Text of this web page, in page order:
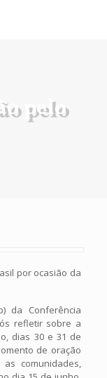
pelo
por ocasião da
da Conferência
refletir sobre a
dias 30 e 31 de
de oração
comunidades,